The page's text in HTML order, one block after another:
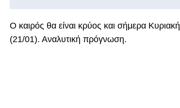
Ο καιρός θα είναι κρύος και σήμερα Κυριακή
(21/01). Αναλυτική πρόγνωση.